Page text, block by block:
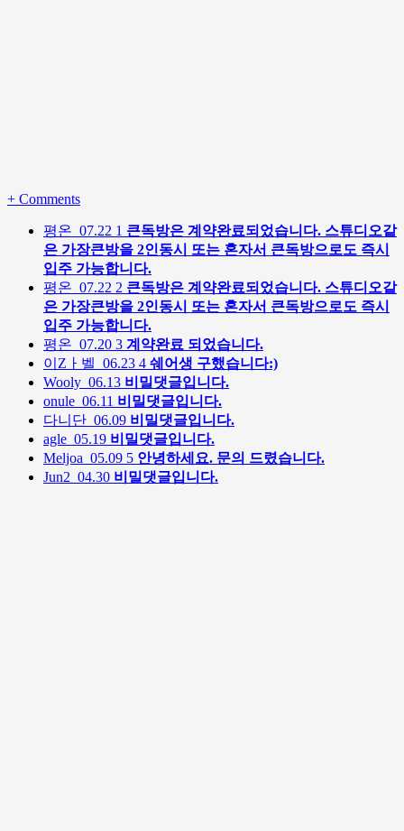
+ Comments
평온 07.22 1 큰독방은 계약완료되었습니다. 스튜디오같
은 가장큰방을 2인동시 또는 혼자서 큰독방으로도 즉시
입주 가능합니다.
평온 07.22 2 큰독방은 계약완료되었습니다. 스튜디오같
은 가장큰방을 2인동시 또는 혼자서 큰독방으로도 즉시
입주 가능합니다.
평온 07.20 3 계약완료 되었습니다.
이Zㅏ벨 06.23 4 쉐어생 구했습니다:)
Wooly 06.13 비밀댓글입니다.
onule 06.11 비밀댓글입니다.
다니단 06.09 비밀댓글입니다.
agle 05.19 비밀댓글입니다.
Meljoa 05.09 5 안녕하세요. 문의 드렸습니다.
Jun2 04.30 비밀댓글입니다.